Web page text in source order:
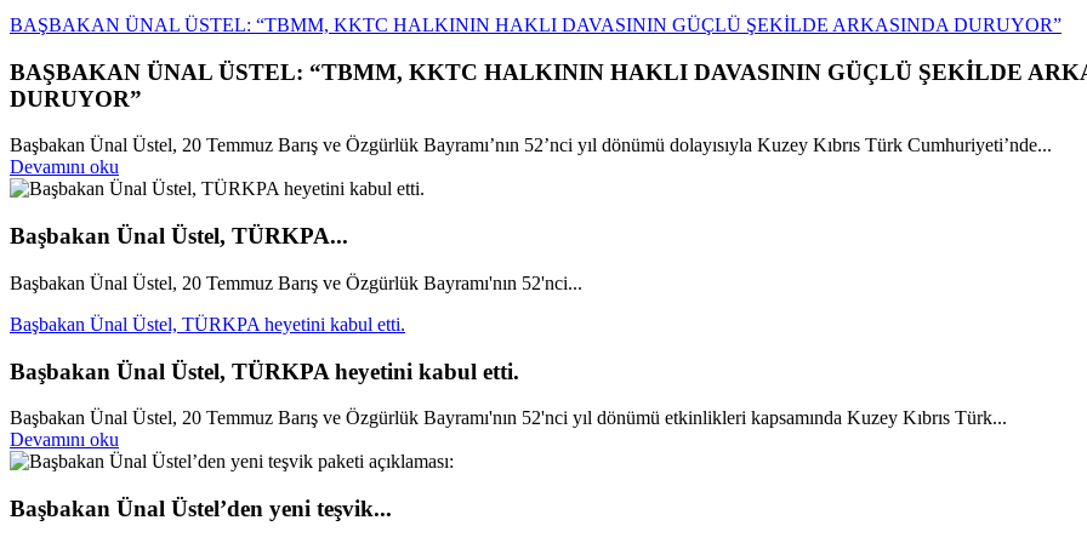
BAŞBAKAN ÜNAL ÜSTEL: “TBMM, KKTC HALKININ HAKLI DAVASININ GÜÇLÜ ŞEKİLDE ARKASINDA DURUYOR”
BAŞBAKAN ÜNAL ÜSTEL: “TBMM, KKTC HALKININ HAKLI DAVASININ GÜÇLÜ ŞEKİLDE
DURUYOR”
Başbakan Ünal Üstel, 20 Temmuz Barış ve Özgürlük Bayramı’nın 52’nci yıl dönümü dolayısıyla Kuzey Kıbrıs Türk Cumhuriyeti’nde...
Devamını oku
Başbakan Ünal Üstel, TÜRKPA...
Başbakan Ünal Üstel, 20 Temmuz Barış ve Özgürlük Bayramı'nın 52'nci...
Başbakan Ünal Üstel, TÜRKPA heyetini kabul etti.
Başbakan Ünal Üstel, TÜRKPA heyetini kabul etti.
Başbakan Ünal Üstel, 20 Temmuz Barış ve Özgürlük Bayramı'nın 52'nci yıl dönümü etkinlikleri kapsamında Kuzey Kıbrıs Türk...
Devamını oku
Başbakan Ünal Üstel’den yeni teşvik...